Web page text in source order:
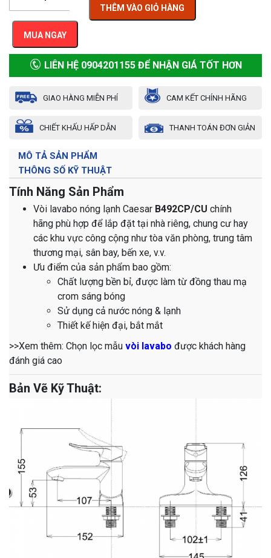
THÊM VÀO GIỎ HÀNG
MUA NGAY
LIÊN HỆ 0904201155 ĐỂ NHẬN GIÁ TỐT HƠN
GIAO HÀNG MIỄN PHÍ CAM KẾT CHÍNH HÃNG
CHIẾT KHẤU HẤP DẪN THANH TOÁN ĐƠN GIẢN
MÔ TẢ SẢN PHẨM
THÔNG SỐ KỸ THUẬT
Tính Năng Sản Phẩm
Vòi lavabo nóng lạnh Caesar B492CP/CU chính
hãng phù hợp để lắp đặt tại nhà riêng, chung cư hay
các khu vực công cộng như tòa văn phòng, trung tâm
thương mại, sân bay, bến xe, v.v.
Ưu điểm của sản phẩm bao gồm:
Chất lượng bền bỉ, được làm từ đồng thau mạ
crom sáng bóng
Sử dụng cả nước nóng & lạnh
Thiết kế hiện đại, bắt mắt
>>Xem thêm: Chọn lọc mẫu vòi lavabo được khách hàng
đánh giá cao
Bản Vẽ Kỹ Thuật: